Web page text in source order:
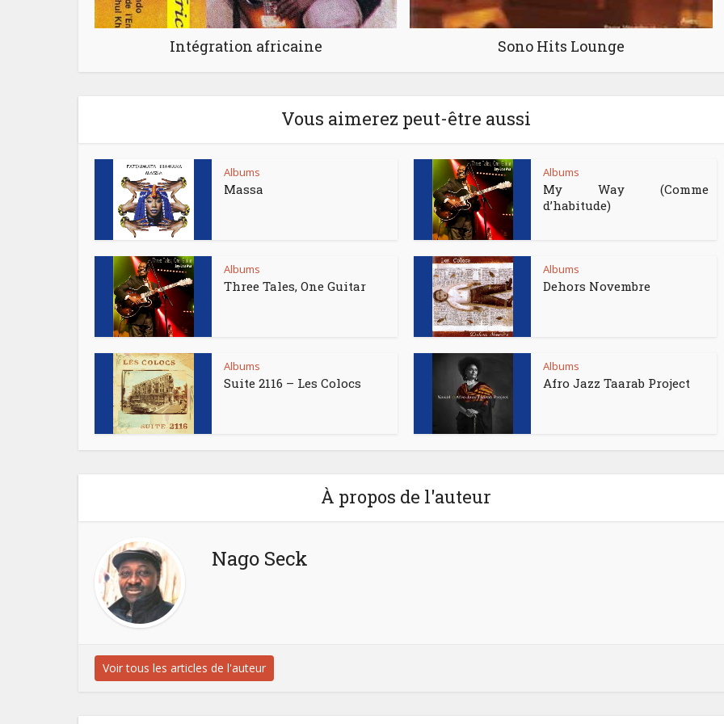
Intégration africaine Sono Hits Lounge
Vous aimerez peut-être aussi
Albums
Massa
Albums
My Way (Comme
d’habitude)
Albums
Three Tales, One Guitar
Albums
Dehors Novembre
Albums
Suite 2116 – Les Colocs
Albums
Afro Jazz Taarab Project
À propos de l'auteur
Nago Seck
Voir tous les articles de l'auteur